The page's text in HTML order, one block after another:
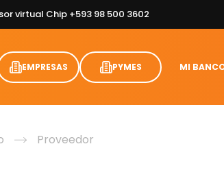
virtual Chip +593 98 500 3602
EMPRESAS PYMES MI
Proveedor